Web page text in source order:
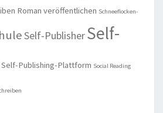
Roman veröffentlichen Schneeflocken-
Self-PublisherSelf-
Self-Publishing-Plattform Social Reading